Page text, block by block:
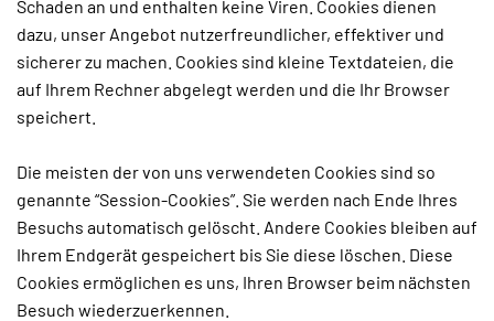
Schaden an und enthalten keine Viren. Cookies dienen
dazu, unser Angebot nutzerfreundlicher, effektiver und
sicherer zu machen. Cookies sind kleine Textdateien, die
auf Ihrem Rechner abgelegt werden und die Ihr Browser
speichert.
Die meisten der von uns verwendeten Cookies sind so
genannte “Session-Cookies”. Sie werden nach Ende Ihres
Besuchs automatisch gelöscht. Andere Cookies bleiben auf
Ihrem Endgerät gespeichert bis Sie diese löschen. Diese
Cookies ermöglichen es uns, Ihren Browser beim nächsten
Besuch wiederzuerkennen.